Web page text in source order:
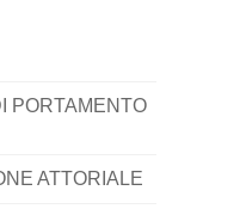
PORTAMENTO
ATTORIALE